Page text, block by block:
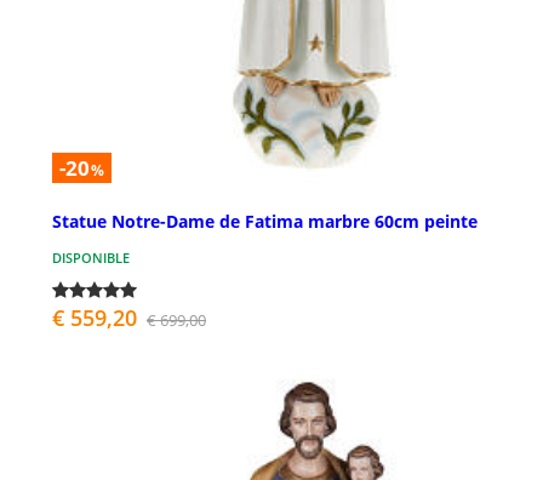
-20%
Statue Notre-Dame de Fatima marbre 60cm peinte
DISPONIBLE
€ 559,20 € 699,00